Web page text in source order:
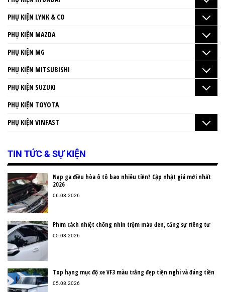
PHỤ KIỆN LYNK & CO
PHỤ KIỆN MAZDA
PHỤ KIỆN MG
PHỤ KIỆN MITSUBISHI
PHỤ KIỆN SUZUKI
PHỤ KIỆN TOYOTA
PHỤ KIỆN VINFAST
TIN TỨC & SỰ KIỆN
Nạp ga điều hòa ô tô bao nhiêu tiền? Cập nhật giá mới nhất
2026
06.08.2026
Phim cách nhiệt chống nhìn trộm màu đen, tăng sự riêng tư
05.08.2026
Top hạng mục độ xe VF3 màu trắng đẹp tiện nghi và đáng tiền
05.08.2026